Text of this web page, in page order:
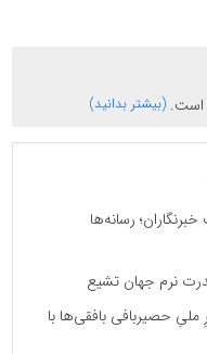
است. (بیشتر بدانید)
رسانه‌ها
نرم جهان تشیع
ملیِ حصیربافی بافقی‌ها با